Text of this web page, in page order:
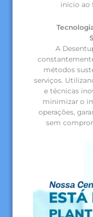
início ao
A
métodos
serviços.
e técnicas
minimizar o
operações,
sem